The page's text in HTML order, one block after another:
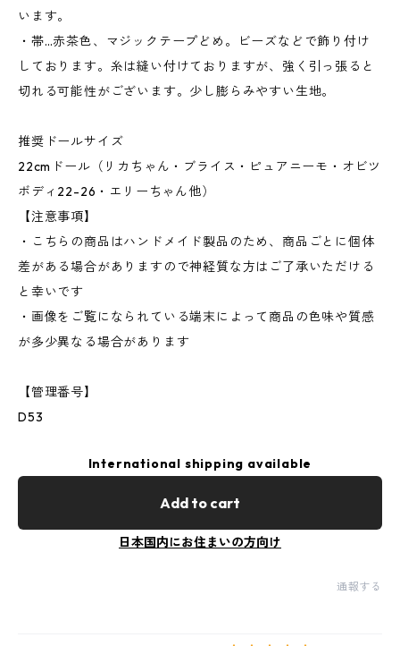
います。
・帯…赤茶色、マジックテープどめ。ビーズなどで飾り付け
しております。糸は縫い付けておりますが、強く引っ張ると
切れる可能性がございます。少し膨らみやすい生地。
推奨ドールサイズ
22cmドール（リカちゃん・ブライス・ピュアニーモ・オビツ
ボディ22-26・エリーちゃん他）
【注意事項】
・こちらの商品はハンドメイド製品のため、商品ごとに個体
差がある場合がありますので神経質な方はご了承いただける
と幸いです
・画像をご覧になられている端末によって商品の色味や質感
が多少異なる場合があります
【管理番号】
D53
International shipping available
Add to cart
日本国内にお住まいの方向け
通報する